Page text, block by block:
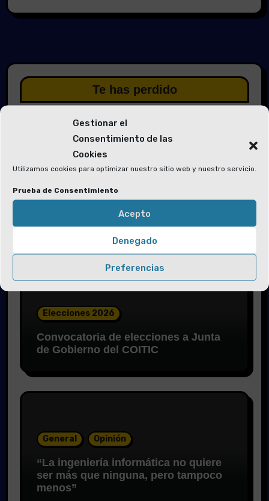
Gestionar el
Consentimiento de las
Cookies
Utilizamos cookies para optimizar nuestro sitio web y nuestro servicio.
Prueba de Consentimiento
Acepto
Denegado
Preferencias
Te has perdido
Elecciones 2026
Solicitud de voluntarios para las
Mesas Electorales y la Junta Electoral
Elecciones 2026
Convocatoria de elecciones a Junta
de Gobierno del COITIC
General Opinión
“La ingeniería informática no quiere
ser más que ninguna, pero tampoco
menos”